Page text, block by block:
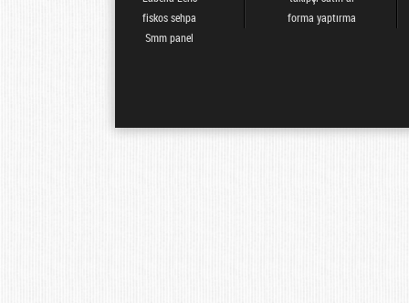
fiskos sehpa
Smm panel
forma yaptırma